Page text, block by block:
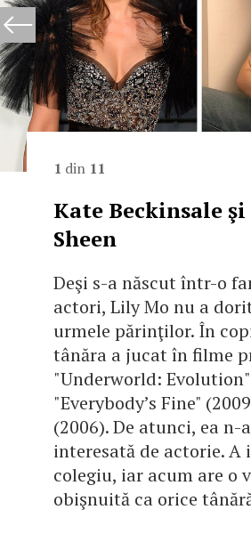
1 din 11
Kate Beckinsale
Sheen
Deşi s-a născut într-o
actori, Lily Mo nu a
urmele părinţilor. În
tânăra a jucat în filme
"Underworld:
"Everybody’s Fine"
(2006). De atunci, ea n-
interesată de actorie.
colegiu, iar acum are o
obişnuită ca orice